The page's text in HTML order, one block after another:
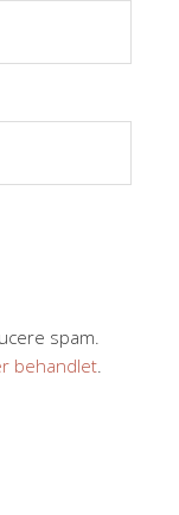
spam.
behandlet.